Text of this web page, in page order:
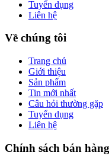
Tuyển dụng
Liên hệ
Về chúng tôi
Trang chủ
Giới thiệu
Sản phẩm
Tin mới nhất
Câu hỏi thường gặp
Tuyển dụng
Liên hệ
Chính sách bán hàng